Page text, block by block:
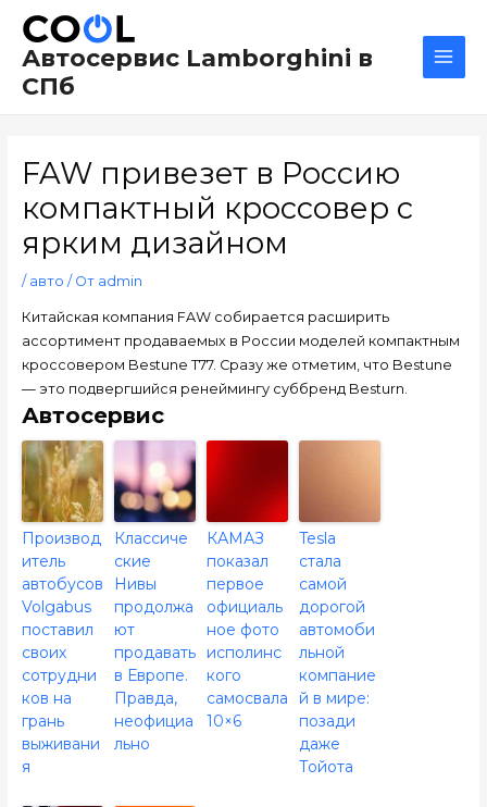
содержимому
Автосервис Lamborghini в
СПб
FAW привезет в Россию
компактный кроссовер с
ярким дизайном
/ авто / От admin
Китайская компания FAW собирается расширить
ассортимент продаваемых в России моделей компактным
кроссовером Bestune T77. Сразу же отметим, что Bestune
— это подвергшийся ренеймингу суббренд Besturn.
Автосервис
Производ
итель
автобусов
Volgabus
поставил
своих
сотрудни
ков на
грань
выживани
я
Классиче
ские
Нивы
продолжа
ют
продавать
в Европе.
Правда,
неофициа
льно
КАМАЗ
показал
первое
официаль
ное фото
исполинс
кого
самосвала
10×6
Tesla
стала
самой
дорогой
автомоби
льной
компание
й в мире:
позади
даже
Тойота
по
записям